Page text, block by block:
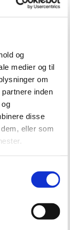
og
medier og til
om
inden
disse
eller som
on
og Vanpee
lang række
da